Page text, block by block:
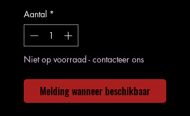
Aantal *
Niet op voorraad - contacteer ons
Melding wanneer beschikbaar